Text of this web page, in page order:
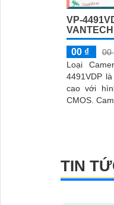
VP-
00 ₫
00
Loại
4491VDP
cao với
CMOS. Camera này cung cấp hình ảnh
TIN